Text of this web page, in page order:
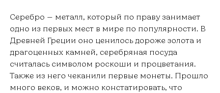
Серебро — металл, который по праву занимает
одно из первых мест в мире по популярности. В
Древней Греции оно ценилось дороже золота и
драгоценных камней, серебряная посуда
считалась символом роскоши и процветания.
Также из него чеканили первые монеты. Прошло
много веков, и можно констатировать, что